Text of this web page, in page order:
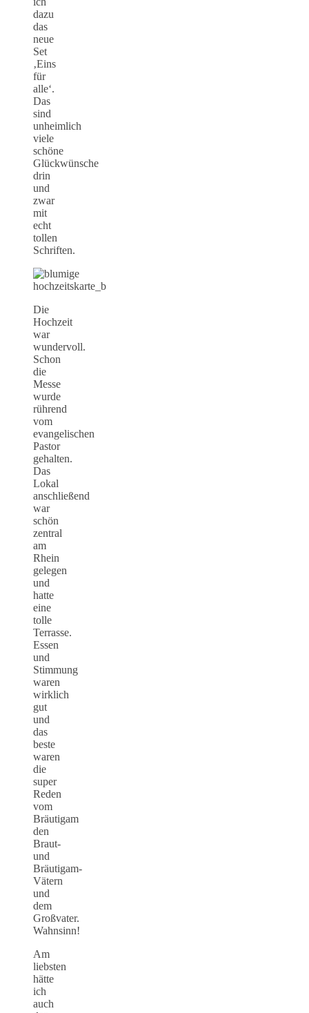
dazu
das
neue
Set
‚Eins
für
alle‘.
Das
sind
unheimlich
viele
schöne
Glückwünsche
drin
und
zwar
mit
echt
tollen
Schriften.
Die
Hochzeit
war
wundervoll.
Schon
die
Messe
wurde
rührend
vom
evangelischen
Pastor
gehalten.
Das
Lokal
anschließend
war
schön
zentral
am
Rhein
gelegen
und
hatte
eine
tolle
Terrasse.
Essen
und
Stimmung
waren
wirklich
gut
und
das
beste
waren
die
super
Reden
vom
Bräutigam
den
Braut-
und
Bräutigam-
Vätern
und
dem
Großvater.
Wahnsinn!
Am
liebsten
hätte
ich
auch